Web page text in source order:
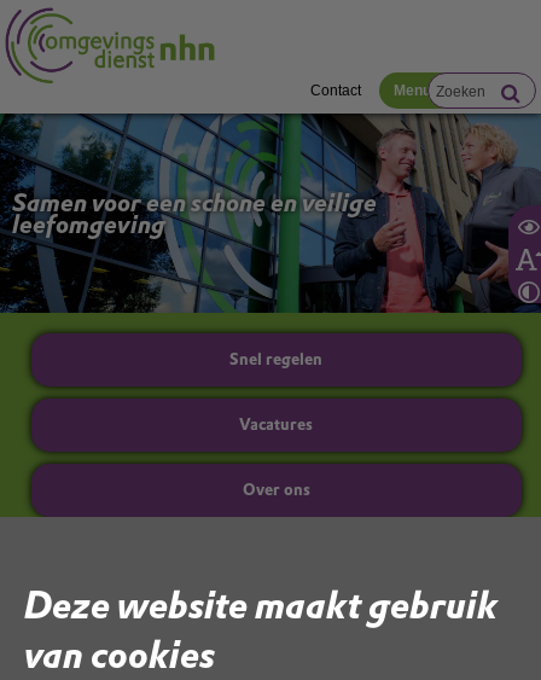
Deze website maakt gebruik
van cookies
Contact Menu
Samen voor een schone en veilige
leefomgeving
animatieArtikel
(Huidige
artikel)
Artikel ArtikelArtikelArtikel Artikel
Snel regelen
Vacatures
Over ons
Welkom op de website van de Omgevingsdienst Noord-Holland Noord. Op
'Snel regelen' staan de meest geraadpleegde pagina's van onze website. Wij